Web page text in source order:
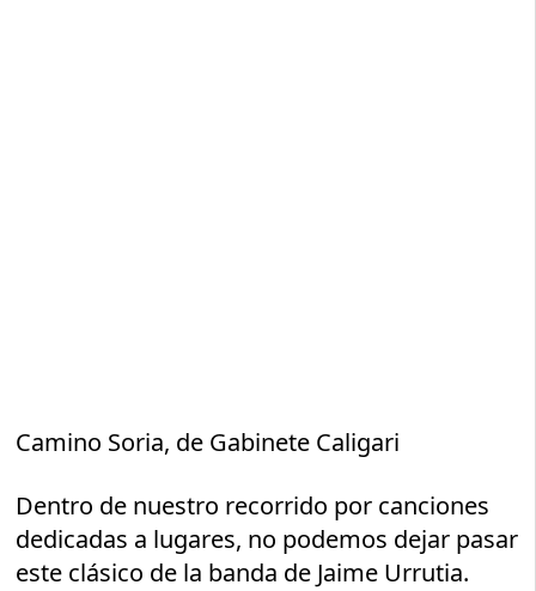
Camino Soria, de Gabinete Caligari
Dentro de nuestro recorrido por canciones
dedicadas a lugares, no podemos dejar pasar
este clásico de la banda de Jaime Urrutia.